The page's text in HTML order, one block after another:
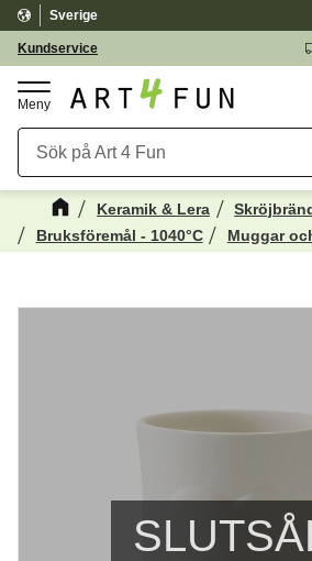
Meny
Kundservice
Sverige
Keramik & Lera
Bruksföremål - 1040°C
Muggar